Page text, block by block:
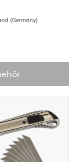
(Germany)